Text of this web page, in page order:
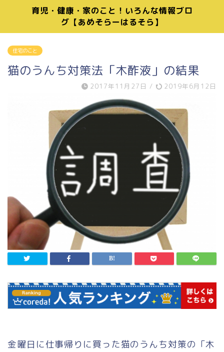
育児・健康・家のこと！いろんな情報ブロ
グ【あめそらーはるそら】
住宅のこと
猫のうんち対策法「木酢液」の結果
2017年11月27日 / 2019年6月12日
金曜日に仕事帰りに買った猫のうんち対策の「木